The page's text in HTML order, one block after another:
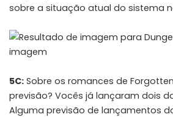
sobre a situação atual do sistema
5C: Sobre os romances de
previsão? Vocês já lançaram dois
Alguma previsão de lançamentos